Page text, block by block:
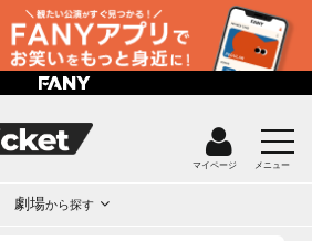
マイページ メニュー
劇場から探す